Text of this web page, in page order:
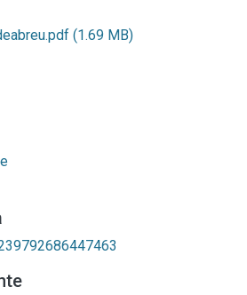
(1.69 MB)